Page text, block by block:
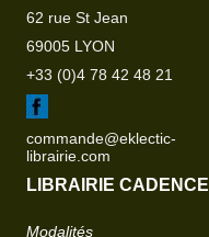
62 rue St Jean
69005 LYON
+33 (0)4 78 42 48 21
commande@eklectic-
librairie.com
LIBRAIRIE CADENCE
Modalités